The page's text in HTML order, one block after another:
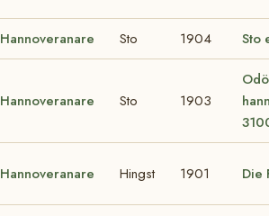
Hannoveranare Sto 1904 Sto
Hannoveranare Sto 1903
Hannoveranare Hingst 1901 Die